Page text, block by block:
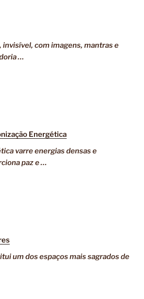
invisível, com imagens, mantras e
…
Energética
varre energias densas e
paz e …
um dos espaços mais sagrados de